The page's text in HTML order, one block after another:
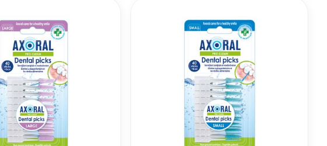
te passen.